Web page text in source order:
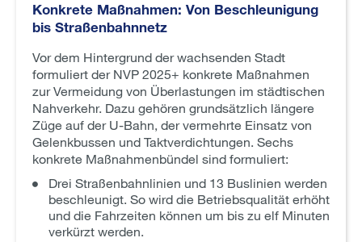
Konkrete Maßnahmen: Von Beschleunigung
bis Straßenbahnnetz
Vor dem Hintergrund der wachsenden Stadt
formuliert der NVP 2025+ konkrete Maßnahmen
zur Vermeidung von Überlastungen im städtischen
Nahverkehr. Dazu gehören grundsätzlich längere
Züge auf der U-Bahn, der vermehrte Einsatz von
Gelenkbussen und Taktverdichtungen. Sechs
konkrete Maßnahmenbündel sind formuliert:
Drei Straßenbahnlinien und 13 Buslinien werden
beschleunigt. So wird die Betriebsqualität erhöht
und die Fahrzeiten können um bis zu elf Minuten
verkürzt werden.